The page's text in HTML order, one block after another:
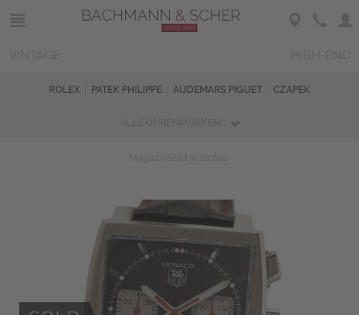
ROLEX PATEK PHILIPPE AUDEMARS PIGUET CZAPEK